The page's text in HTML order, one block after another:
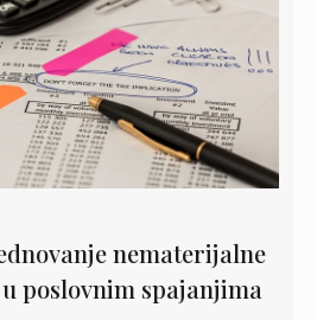
nematerijalne
poslovnim spajanjima